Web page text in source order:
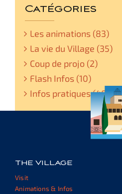
Catégories
Les animations (83)
La vie du Village (35)
Coup de projo (2)
Flash Infos (10)
Infos pratiques (48)
THE VILLAGE
Visit
Animations & Infos